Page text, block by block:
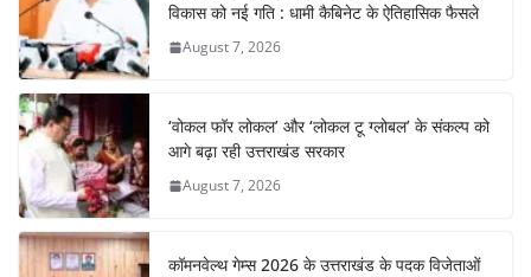
विकास को नई गति : धामी कैबिनेट के ऐतिहासिक फैसले
August 7, 2026
‘वोकल फॉर लोकल’ और ‘लोकल टू ग्लोबल’ के संकल्प को
आगे बढ़ा रही उत्तराखंड सरकार
August 7, 2026
कॉमनवेल्थ गेम्स 2026 के उत्तराखंड के पदक विजेताओं